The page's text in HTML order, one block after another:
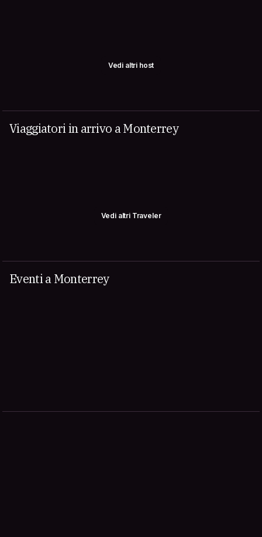
Vedi altri host
Viaggiatori in arrivo a Monterrey
Vedi altri Traveler
Eventi a Monterrey